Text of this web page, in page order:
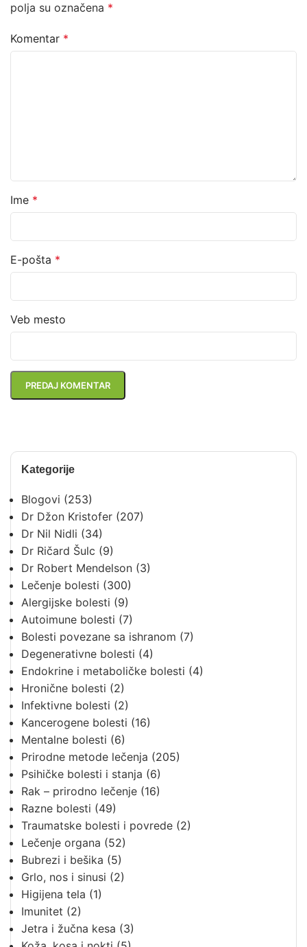
Kategorije
Blogovi (253)
Dr Džon Kristofer (207)
Dr Nil Nidli (34)
Dr Ričard Šulc (9)
Dr Robert Mendelson (3)
Lečenje bolesti (300)
Alergijske bolesti (9)
Autoimune bolesti (7)
Bolesti povezane sa ishranom (7)
Degenerativne bolesti (4)
Endokrine i metaboličke bolesti (4)
Hronične bolesti (2)
Infektivne bolesti (2)
Kancerogene bolesti (16)
Mentalne bolesti (6)
Prirodne metode lečenja (205)
Psihičke bolesti i stanja (6)
Rak – prirodno lečenje (16)
Razne bolesti (49)
Traumatske bolesti i povrede (2)
Lečenje organa (52)
Bubrezi i bešika (5)
Grlo, nos i sinusi (2)
Higijena tela (1)
Imunitet (2)
Jetra i žučna kesa (3)
polja su označena *
Komentar *
Ime *
E-pošta *
Veb mesto